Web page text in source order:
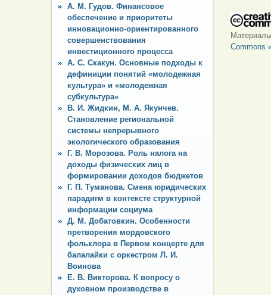
А. М. Гудов. Финансовое
обеспечение и приоритеты
инновационно-ориентированного
совершенствования
инвестиционного процесса
А. С. Скакун. Основные подходы к
дефиниции понятий «молодежная
культура» и «молодежная
субкультура»
В. И. Жидкин, М. А. Якунчев.
Становление региональной
системы непрерывного
экологического образования
Г. В. Морозова. Роль налога на
доходы физических лиц в
формировании доходов бюджетов
Г. П. Туманова. Смена юридических
парадигм в контексте структурной
информации социума
Д. М. Добатовкин. Особенности
претворения мордовского
фольклора в Первом концерте для
балалайки с оркестром Л. И.
Воинова
Е. В. Викторова. К вопросу о
духовном производстве в
Commons